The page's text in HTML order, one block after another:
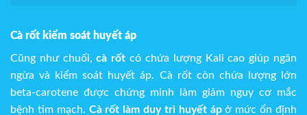
Cà rốt kiểm soát huyết áp
Cũng như chuối,cà rốt có chứa lượng Kali cao giúp ngăn
ngừa và kiểm soát huyết áp. Cà rốt còn chứa lượng lớn
beta-carotene được chứng minh làm giảm nguy cơ mắc
bệnh tim mạch. Cà rốt làm duy trì huyết ápở mức ổn định